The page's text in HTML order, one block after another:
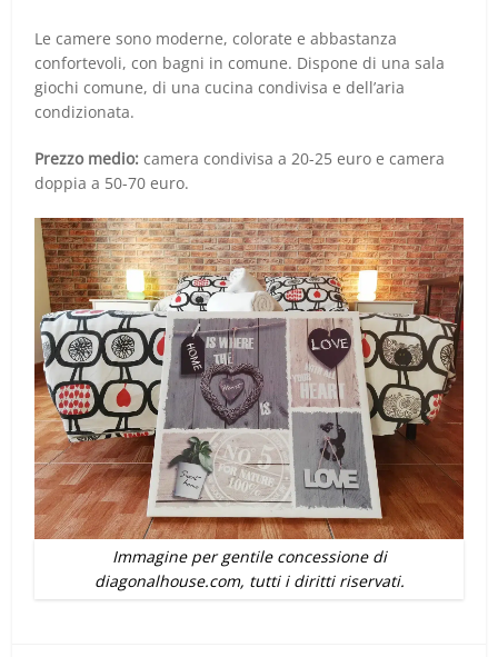
Le camere sono moderne, colorate e abbastanza
confortevoli, con bagni in comune. Dispone di una sala
giochi comune, di una cucina condivisa e dell’aria
condizionata.
Prezzo medio: camera condivisa a 20-25 euro e camera
doppia a 50-70 euro.
Immagine per gentile concessione di
diagonalhouse.com, tutti i diritti riservati.